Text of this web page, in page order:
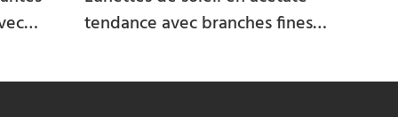
tendance avec branches fines
JTD40604HST